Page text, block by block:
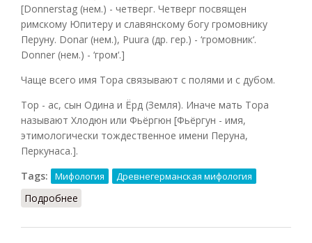
[Donnerstag (нем.) - четверг. Четверг посвящен
римскому Юпитеру и славянскому богу громовнику
Перуну. Donar (нем.), Puura (др. гер.) - ‘громовник‘.
Donner (нем.) - ‘гром‘.]
Чаще всего имя Тора связывают с полями и с дубом.
Тор - ас, сын Одина и Ёрд (Земля). Иначе мать Тора
называют Хлодюн или Фьёргюн [Фьёргун - имя,
этимологически тождественное имени Перуна,
Перкунаса.].
Tags:
Мифология Древнегерманская мифология
Подробнее